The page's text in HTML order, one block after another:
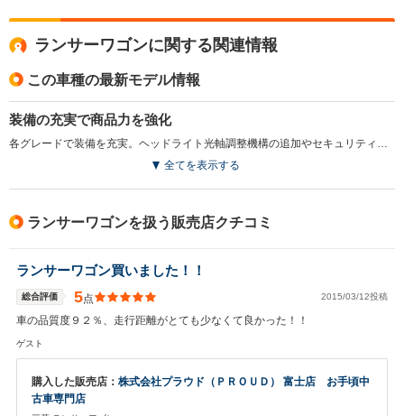
ランサーワゴンに関する関連情報
この車種の最新モデル情報
装備の充実で商品力を強化
各グレードで装備を充実。ヘッドライト光軸調整機構の追加やセキュリティアラーム機能の強化、フロアコンソールリッド生地張りによる内装の質感の向上させている。(2005.12)
全てを表示する
ランサーワゴンを扱う販売店クチコミ
ランサーワゴン買いました！！
総合評価 5点 2015/03/12投稿
車の品質度９２％、走行距離がとても少なくて良かった！！
ゲスト
購入した販売店： 株式会社プラウド（ＰＲＯＵＤ） 富士店 お手頃中
古車専門店